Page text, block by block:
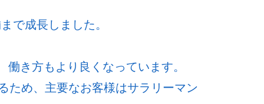
で成長しました。
き方もより良くなっています。
ため、主要なお客様はサラリーマン